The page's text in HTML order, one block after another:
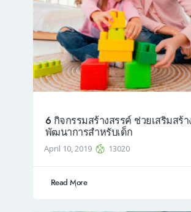
6 กิจกรรมสร้างสรรค์ ช่วยเสริมสร้า
พัฒนาการสำหรับเด็ก
April 10, 2019 13020
Read More